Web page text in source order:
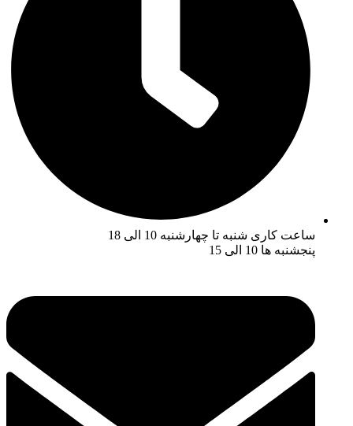
ساعت کاری شنبه تا چهارشنبه 10 الی 18
پنجشنبه ها 10 الی 15